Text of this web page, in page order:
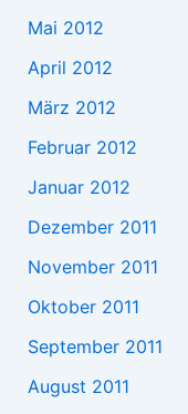
Mai 2012
April 2012
März 2012
Februar 2012
Januar 2012
Dezember 2011
November 2011
Oktober 2011
September 2011
August 2011